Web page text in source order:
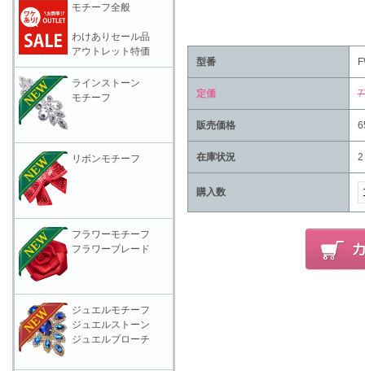
型番
定価
販売価格
在庫状況 2
購入数
モチーフ全般
わけありセール品
アウトレット特価
ラインストーン
モチーフ
リボンモチーフ
フラワーモチーフ
フラワーブレード
ジュエルモチーフ
ジュエルストーン
ジュエルブローチ